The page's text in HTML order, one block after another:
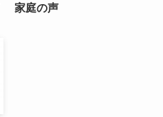
家庭の声